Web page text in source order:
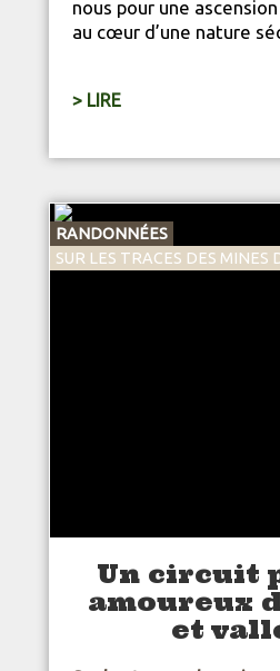
nous pour une ascension
au cœur d’une nature
> LIRE
RANDONNÉES
SUR LES TRACES DES MINES
Un circuit
amoureux
et